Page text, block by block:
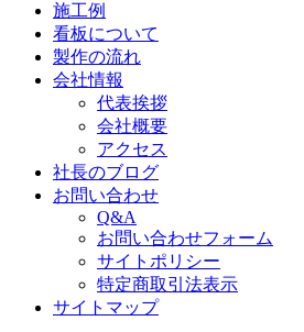
施工例
看板について
製作の流れ
会社情報
代表挨拶
会社概要
アクセス
社長のブログ
お問い合わせ
Q&A
お問い合わせフォーム
サイトポリシー
特定商取引法表示
サイトマップ